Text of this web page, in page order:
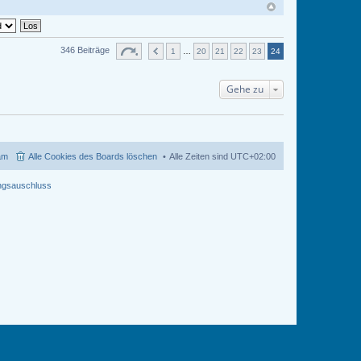
346 Beiträge 1 20 21 22 23 24
Gehe zu
Alle Zeiten sind UTC+02:00
Alle Cookies des Boards löschen